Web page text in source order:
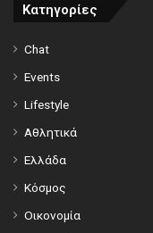
Κατηγορίες
Chat
Events
Lifestyle
Αθλητικά
Ελλάδα
Κόσμος
Οικονομία